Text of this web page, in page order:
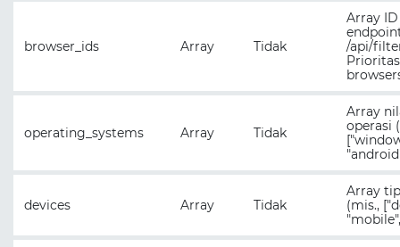
browser_ids Array Tidak
Array
/api/
operating_systems Array Tidak
Array
operasi
devices Array Tidak
Array
(mis.,